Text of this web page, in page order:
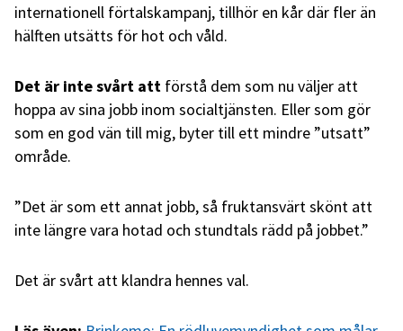
internationell förtalskampanj, tillhör en kår där fler än
hälften utsätts för hot och våld.
Det är inte svårt att förstå dem som nu väljer att
hoppa av sina jobb inom socialtjänsten. Eller som gör
som en god vän till mig, byter till ett mindre ”utsatt”
område.
”Det är som ett annat jobb, så fruktansvärt skönt att
inte längre vara hotad och stundtals rädd på jobbet.”
Det är svårt att klandra hennes val.